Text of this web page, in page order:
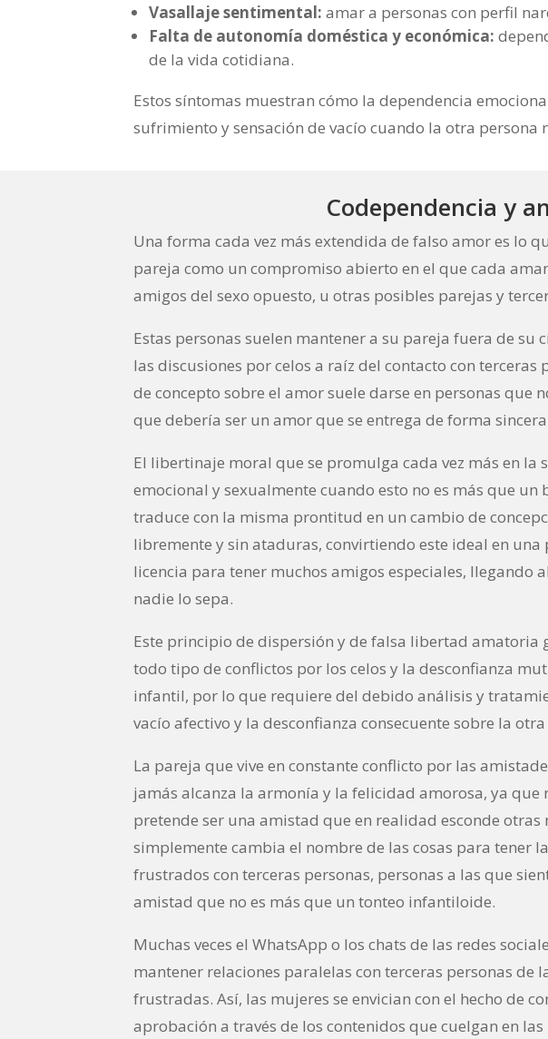
Vasallaje sentimental: amar a personas con perfil
Falta de autonomía doméstica y económica:
de la vida cotidiana.
Estos síntomas muestran cómo la dependencia
sufrimiento y sensación de vacío cuando la otra persona
Codependencia y
Una forma cada vez más extendida de falso amor es lo
pareja como un compromiso abierto en el que cada
amigos del sexo opuesto, u otras posibles parejas y
Estas personas suelen mantener a su pareja fuera de
las discusiones por celos a raíz del contacto con
de concepto sobre el amor suele darse en personas
que debería ser un amor que se entrega de forma
El libertinaje moral que se promulga cada vez más en
emocional y sexualmente cuando esto no es más que
traduce con la misma prontitud en un cambio de
libremente y sin ataduras, convirtiendo este ideal en
licencia para tener muchos amigos especiales, llegando
nadie lo sepa.
Este principio de dispersión y de falsa libertad amatoria
todo tipo de conflictos por los celos y la desconfianza
infantil, por lo que requiere del debido análisis y
vacío afectivo y la desconfianza consecuente sobre la
La pareja que vive en constante conflicto por las
jamás alcanza la armonía y la felicidad amorosa, ya
pretende ser una amistad que en realidad esconde
simplemente cambia el nombre de las cosas para tener
frustrados con terceras personas, personas a las que
amistad que no es más que un tonteo infantiloide.
Muchas veces el WhatsApp o los chats de las redes
mantener relaciones paralelas con terceras personas de
frustradas. Así, las mujeres se envician con el hecho de
aprobación a través de los contenidos que cuelgan en